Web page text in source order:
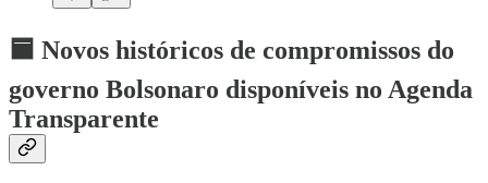
🟦 Novos históricos de compromissos do
governo Bolsonaro disponíveis no Agenda
Transparente